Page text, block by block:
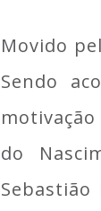
Movido
Sendo
do
Sebastião